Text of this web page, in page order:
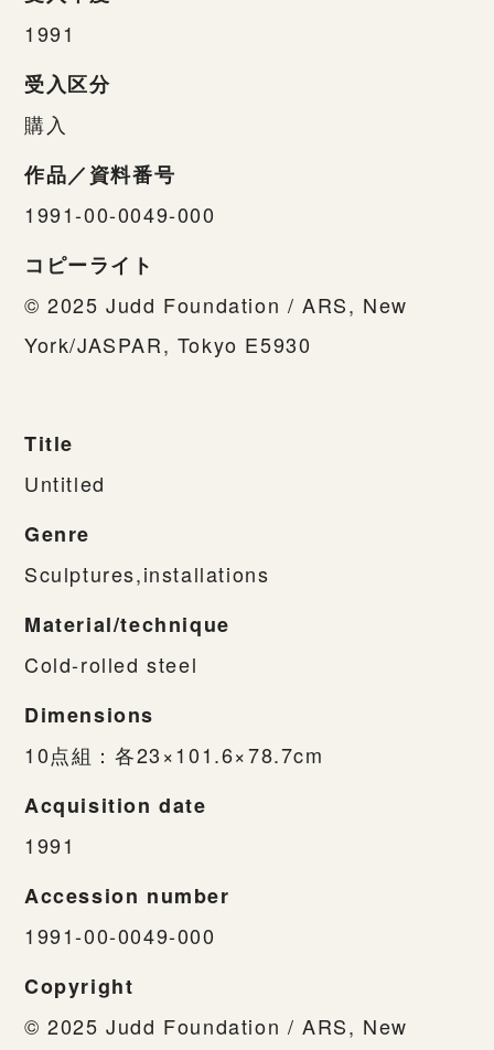
1991
受入区分
購入
作品／資料番号
1991-00-0049-000
コピーライト
© 2025 Judd Foundation / ARS, New
York/JASPAR, Tokyo E5930
Title
Untitled
Genre
Sculptures,installations
Material/technique
Cold-rolled steel
Dimensions
10点組：各23×101.6×78.7cm
Acquisition date
1991
Accession number
1991-00-0049-000
Copyright
© 2025 Judd Foundation / ARS, New